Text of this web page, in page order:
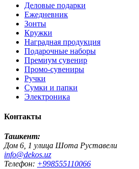
Деловые подарки
Ежедневник
Зонты
Кружки
Наградная продукция
Подарочные наборы
Премиум сувенир
Промо-сувениры
Ручки
Сумки и папки
Электроника
Контакты
Ташкент:
Дом 6, 1 улица Шота Руставели
info@dekos.uz
Телефон: +998555110066